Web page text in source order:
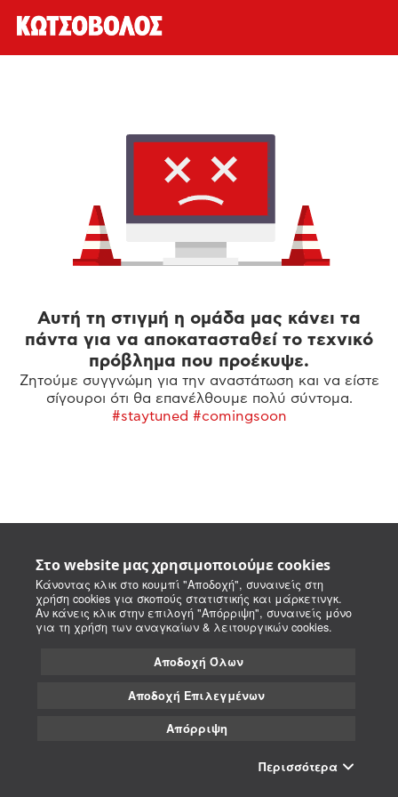
Στο website μας χρησιμοποιούμε cookies
Κάνοντας κλικ στο κουμπί "Αποδοχή", συναινείς στη
χρήση cookies για σκοπούς στατιστικής και μάρκετινγκ.
Αν κάνεις κλικ στην επιλογή "Απόρριψη", συναινείς μόνο
για τη χρήση των αναγκαίων & λειτουργικών cookies.
Αποδοχή Όλων
Αποδοχή Επιλεγμένων
Απόρριψη
Περισσότερα
Αυτή τη στιγμή η ομάδα μας κάνει τα
πάντα για να αποκατασταθεί το τεχνικό
πρόβλημα που προέκυψε.
Ζητούμε συγγνώμη για την αναστάτωση και να είστε
σίγουροι ότι θα επανέλθουμε πολύ σύντομα.
#staytuned #comingsoon